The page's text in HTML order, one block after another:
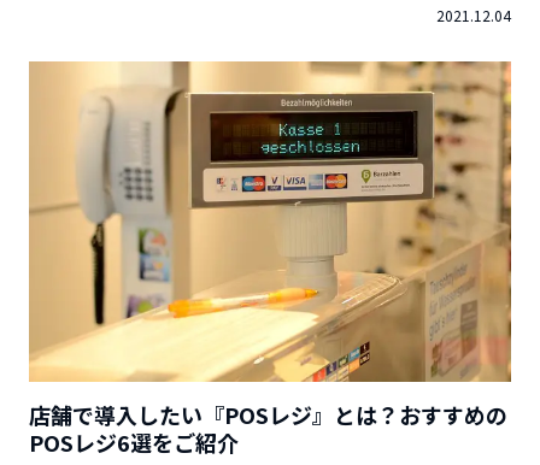
度導入の際のポイントを紹介します。※この記事を書いている
2021.12.04
店舗で導入したい『POSレジ』とは？おすすめの
POSレジ6選をご紹介